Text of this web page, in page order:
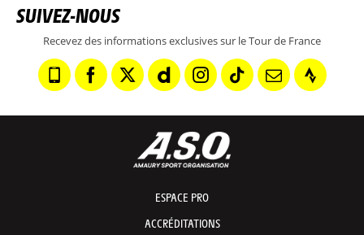
SUIVEZ-NOUS
Recevez des informations exclusives sur le Tour de France
ESPACE PRO
ACCRÉDITATIONS